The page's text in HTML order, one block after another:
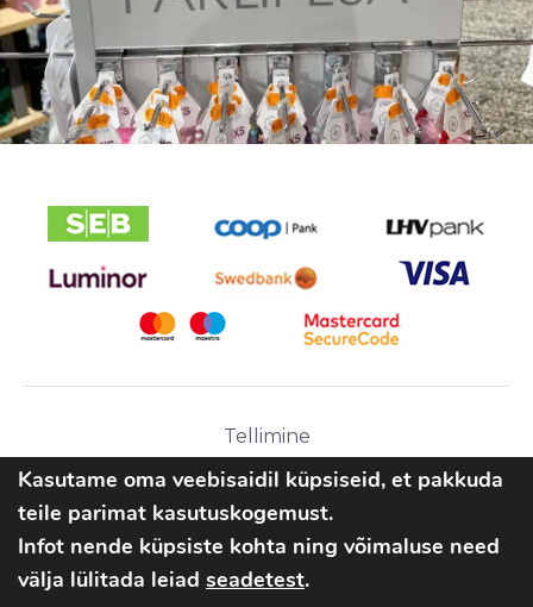
Tellimine
Ostutingimused
Kasutame oma veebisaidil küpsiseid, et pakkuda
teile parimat kasutuskogemust.
Infot nende küpsiste kohta ning võimaluse need
välja lülitada leiad seadetest.